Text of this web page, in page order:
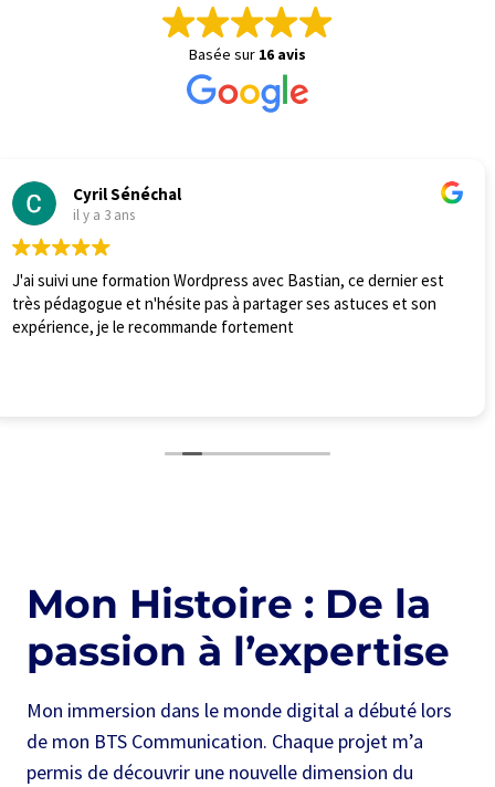
Basée sur 16 avis
Anne lefebvre
il y a 3 ans
Je suis très satisfaite par la clarté et la simplicité des
de Bastian. J'ai particulièrement apprécié son approche
pédagogique et accessible même pour une novice... Je
Mon Histoire : De la
passion à l’expertise
Mon immersion dans le monde digital a débuté lors
de mon BTS Communication. Chaque projet m’a
permis de découvrir une nouvelle dimension du